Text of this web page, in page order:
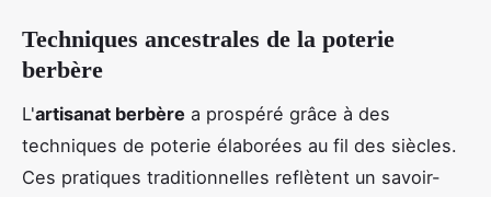
Techniques ancestrales de la poterie
berbère
L'artisanat berbère a prospéré grâce à des
techniques de poterie élaborées au fil des siècles.
Ces pratiques traditionnelles reflètent un savoir-